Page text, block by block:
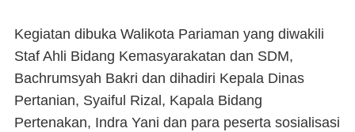
Kegiatan dibuka Walikota Pariaman yang diwakili
Staf Ahli Bidang Kemasyarakatan dan SDM,
Bachrumsyah Bakri dan dihadiri Kepala Dinas
Pertanian, Syaiful Rizal, Kapala Bidang
Pertenakan, Indra Yani dan para peserta sosialisasi